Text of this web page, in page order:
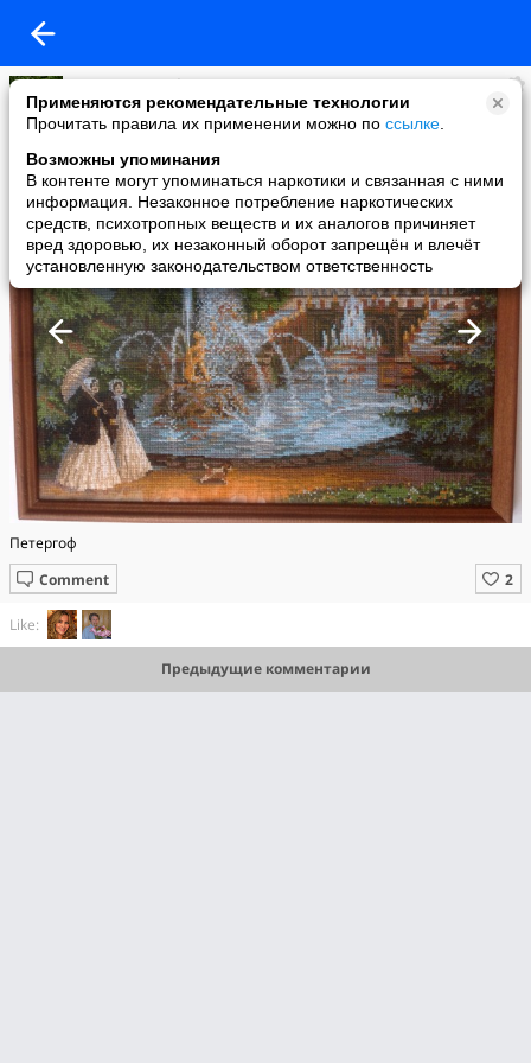
Применяются рекомендательные технологии
Прочитать правила их применении можно по ссылке
Возможны упоминания
В контенте могут упоминаться наркотики и связанная с ними
информация. Незаконное потребление наркотических
средств, психотропных веществ и их аналогов причиняет
вред здоровью, их незаконный оборот запрещён и влечёт
установленную законодательством ответственность
Татьяна Марафитова
added a photo
09 Sep в 10:09
Петергоф
Comment
Like:
Предыдущие комментарии